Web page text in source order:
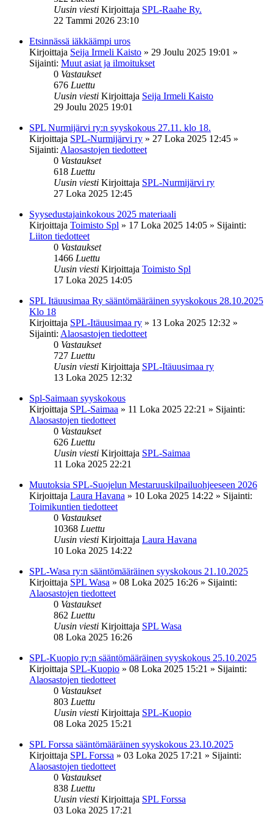
Uusin viesti Kirjoittaja SPL-Raahe Ry.
22 Tammi 2026 23:10
Etsinnässä iäkkäämpi uros
Kirjoittaja Seija Irmeli Kaisto » 29 Joulu 2025 19:01 »
Sijainti: Muut asiat ja ilmoitukset
0 Vastaukset
676 Luettu
Uusin viesti Kirjoittaja Seija Irmeli Kaisto
29 Joulu 2025 19:01
SPL Nurmijärvi ry:n syyskokous 27.11. klo 18.
Kirjoittaja SPL-Nurmijärvi ry » 27 Loka 2025 12:45 »
Sijainti: Alaosastojen tiedotteet
0 Vastaukset
618 Luettu
Uusin viesti Kirjoittaja SPL-Nurmijärvi ry
27 Loka 2025 12:45
Syysedustajainkokous 2025 materiaali
Kirjoittaja Toimisto Spl » 17 Loka 2025 14:05 » Sijainti:
Liiton tiedotteet
0 Vastaukset
1466 Luettu
Uusin viesti Kirjoittaja Toimisto Spl
17 Loka 2025 14:05
SPL Itäuusimaa Ry sääntömääräinen syyskokous 28.10.2025
Klo 18
Kirjoittaja SPL-Itäuusimaa ry » 13 Loka 2025 12:32 »
Sijainti: Alaosastojen tiedotteet
0 Vastaukset
727 Luettu
Uusin viesti Kirjoittaja SPL-Itäuusimaa ry
13 Loka 2025 12:32
Spl-Saimaan syyskokous
Kirjoittaja SPL-Saimaa » 11 Loka 2025 22:21 » Sijainti:
Alaosastojen tiedotteet
0 Vastaukset
626 Luettu
Uusin viesti Kirjoittaja SPL-Saimaa
11 Loka 2025 22:21
Muutoksia SPL-Suojelun Mestaruuskilpailuohjeeseen 2026
Kirjoittaja Laura Havana » 10 Loka 2025 14:22 » Sijainti:
Toimikuntien tiedotteet
0 Vastaukset
10368 Luettu
Uusin viesti Kirjoittaja Laura Havana
10 Loka 2025 14:22
SPL-Wasa ry:n sääntömääräinen syyskokous 21.10.2025
Kirjoittaja SPL Wasa » 08 Loka 2025 16:26 » Sijainti:
Alaosastojen tiedotteet
0 Vastaukset
862 Luettu
Uusin viesti Kirjoittaja SPL Wasa
08 Loka 2025 16:26
SPL-Kuopio ry:n sääntömääräinen syyskokous 25.10.2025
Kirjoittaja SPL-Kuopio » 08 Loka 2025 15:21 » Sijainti:
Alaosastojen tiedotteet
0 Vastaukset
803 Luettu
Uusin viesti Kirjoittaja SPL-Kuopio
08 Loka 2025 15:21
SPL Forssa sääntömääräinen syyskokous 23.10.2025
Kirjoittaja SPL Forssa » 03 Loka 2025 17:21 » Sijainti:
Alaosastojen tiedotteet
0 Vastaukset
838 Luettu
Uusin viesti Kirjoittaja SPL Forssa
03 Loka 2025 17:21